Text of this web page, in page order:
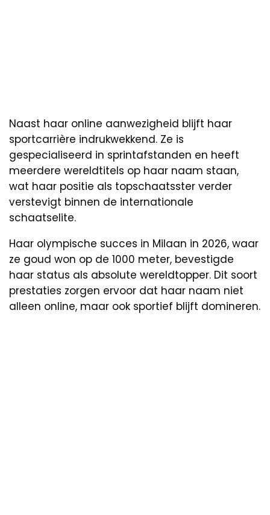
Naast haar online aanwezigheid blijft haar
sportcarrière indrukwekkend. Ze is
gespecialiseerd in sprintafstanden en heeft
meerdere wereldtitels op haar naam staan,
wat haar positie als topschaatsster verder
verstevigt binnen de internationale
schaatselite.
Haar olympische succes in Milaan in 2026, waar
ze goud won op de 1000 meter, bevestigde
haar status als absolute wereldtopper. Dit soort
prestaties zorgen ervoor dat haar naam niet
alleen online, maar ook sportief blijft domineren.